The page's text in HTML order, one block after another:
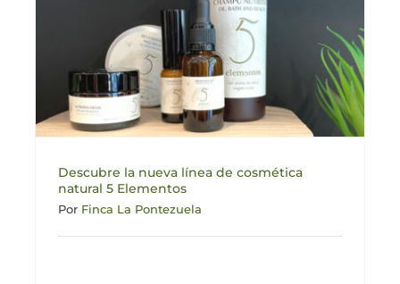
Descubre la nueva línea de cosmética
natural 5 Elementos
Por Finca La Pontezuela